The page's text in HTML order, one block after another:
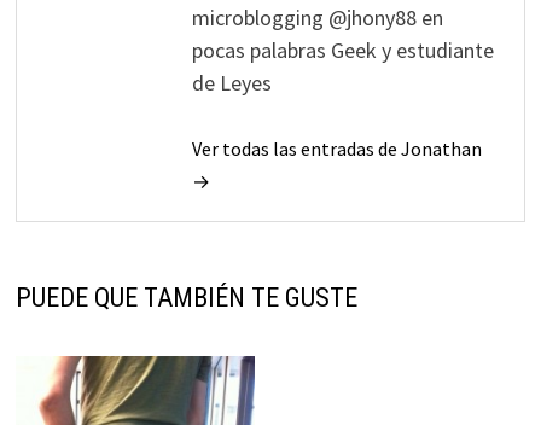
microblogging @jhony88 en
pocas palabras Geek y estudiante
de Leyes
Ver todas las entradas de Jonathan
→
PUEDE QUE TAMBIÉN TE GUSTE